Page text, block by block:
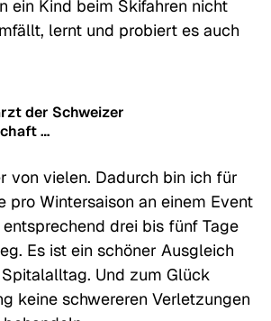
ein Kind beim Skifahren nicht
lernt und probiert es auch
der Schweizer
…
von vielen. Dadurch bin ich für
pro Wintersaison an einem Event
drei bis fünf Tage
Es ist ein schöner Ausgleich
Und zum Glück
keine schwereren Verletzungen